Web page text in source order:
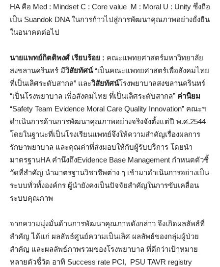
HA คือ Med : Mindset C : Core value M : Moral U : Unity ซึ่งถือ
เป็น Suandok DNA ในการก้าวไปสู่การพัฒนาคุณภาพอย่างยั่งยืน
ในอนาคตต่อไป
นายแพทย์กิตติพงศ์ เรียบร้อย : คณะแพทยศาสตร์มหาวิทยาลัย
สงขลานครินทร์ มีวิสัยทัศน์“เป็นคณะแพทยศาสตร์เพื่อสังคมไทย
ที่เป็นเลิศระดับสากล” และวิสัยทัศน์โรงพยาบาลสงขลานครินทร์
“เป็นโรงพยาบาล เพื่อสังคมไทย ที่เป็นเลิศระดับสากล” ค่านิยม
“Safety Team Evidence Moral Care Quality Innovation” คณะฯ
ดำเนินการด้านการพัฒนาคุณภาพอย่างจริงจังตั้งแต่ปี พ.ศ.2544
โดยในฐานะที่เป็นโรงเรียนแพทย์จึงให้ความสำคัญเรื่องผลการ
รักษาพยาบาล และคุณค่าที่ส่งมอบให้กับผู้รับบริการ โดยนำ
มาตรฐานHA คำนึงถึงEvidence Base Management กำหนดตัวชี้
วัดที่สำคัญ นำมาตรฐานวิชาชีพต่าง ๆ เข้ามาดำเนินการอย่างเป็น
ระบบทั่วทั้งองค์กร ผู้นำยังคงเป็นปัจจัยสำคัญในการขับเคลื่อน
ระบบคุณภาพ
จากความมุ่งมั่นด้านการพัฒนาคุณภาพดังกล่าว จึงเกิดผลลัพธ์ที่
สำคัญ ได้แก่ ผลลัพธ์ศูนย์ความเป็นเลิศ ผลลัพธ์ของกลุ่มผู้ป่วย
สำคัญ และผลลัพธ์ภาพรวมของโรงพยาบาล ที่ดีกว่าเป้าหมาย
หลายตัวชี้วัด อาทิ Success rate PCI, PSU TAVR registry